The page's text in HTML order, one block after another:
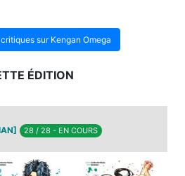
sur Kengan Omega
ÉDITION
28 / 28 - EN COURS